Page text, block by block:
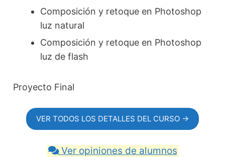
Composición y retoque en Photoshop
luz natural
Composición y retoque en Photoshop
luz de flash
Proyecto Final
VER TODOS LOS DETALLES DEL CURSO →
Ver opiniones de alumnos